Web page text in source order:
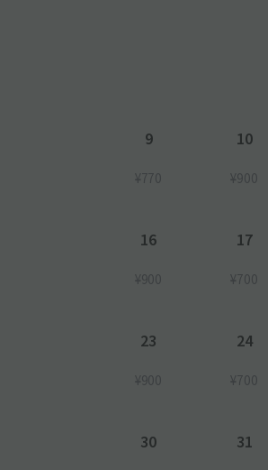
9
¥770
10
¥900
16
¥900
17
¥700
23
¥900
24
¥700
30 31